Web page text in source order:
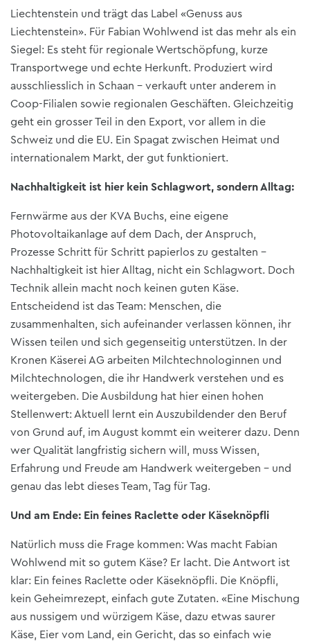
Liechtenstein und trägt das Label «Genuss aus
Liechtenstein». Für Fabian Wohlwend ist das mehr als ein
Siegel: Es steht für regionale Wertschöpfung, kurze
Transportwege und echte Herkunft. Produziert wird
ausschliesslich in Schaan – verkauft unter anderem in
Coop-Filialen sowie regionalen Geschäften. Gleichzeitig
geht ein grosser Teil in den Export, vor allem in die
Schweiz und die EU. Ein Spagat zwischen Heimat und
internationalem Markt, der gut funktioniert.
Nachhaltigkeit ist hier kein Schlagwort, sondern Alltag:
Fernwärme aus der KVA Buchs, eine eigene
Photovoltaikanlage auf dem Dach, der Anspruch,
Prozesse Schritt für Schritt papierlos zu gestalten –
Nachhaltigkeit ist hier Alltag, nicht ein Schlagwort. Doch
Technik allein macht noch keinen guten Käse.
Entscheidend ist das Team: Menschen, die
zusammenhalten, sich aufeinander verlassen können, ihr
Wissen teilen und sich gegenseitig unterstützen. In der
Kronen Käserei AG arbeiten Milchtechnologinnen und
Milchtechnologen, die ihr Handwerk verstehen und es
weitergeben. Die Ausbildung hat hier einen hohen
Stellenwert: Aktuell lernt ein Auszubildender den Beruf
von Grund auf, im August kommt ein weiterer dazu. Denn
wer Qualität langfristig sichern will, muss Wissen,
Erfahrung und Freude am Handwerk weitergeben – und
genau das lebt dieses Team, Tag für Tag.
Und am Ende: Ein feines Raclette oder Käseknöpfli
Natürlich muss die Frage kommen: Was macht Fabian
Wohlwend mit so gutem Käse? Er lacht. Die Antwort ist
klar: Ein feines Raclette oder Käseknöpfli. Die Knöpfli,
kein Geheimrezept, einfach gute Zutaten. «Eine Mischung
aus nussigem und würzigem Käse, dazu etwas saurer
Käse, Eier vom Land, ein Gericht, das so einfach wie